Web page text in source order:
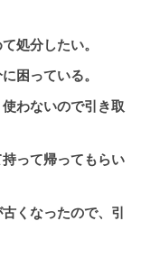
処分したい。
困っている。
わないので引き取
って帰ってもらい
くなったので、引